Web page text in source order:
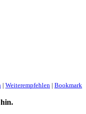
| Weiterempfehlen | Bookmark